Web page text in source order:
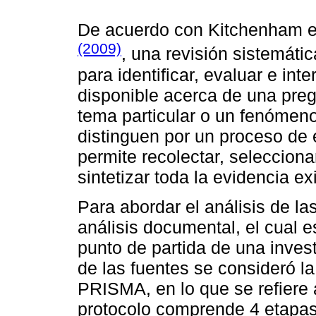
De acuerdo con Kitchenham
(2009), una revisión
para identificar, evaluar e
disponible acerca de una
tema particular o un
distinguen por un proceso
permite recolectar,
sintetizar toda la evidencia
Para abordar el análisis de
análisis documental, el cual
punto de partida de una
de las fuentes se consideró
PRISMA, en lo que se
protocolo comprende 4